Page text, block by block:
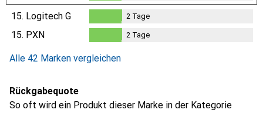
2Tage
15. Logitech G
2Tage
2 Tage
15. PXN 2 Tage
Alle 42 Marken vergleichen
Rückgabequote
So oft wird ein Produkt dieser Marke in der Kategorie